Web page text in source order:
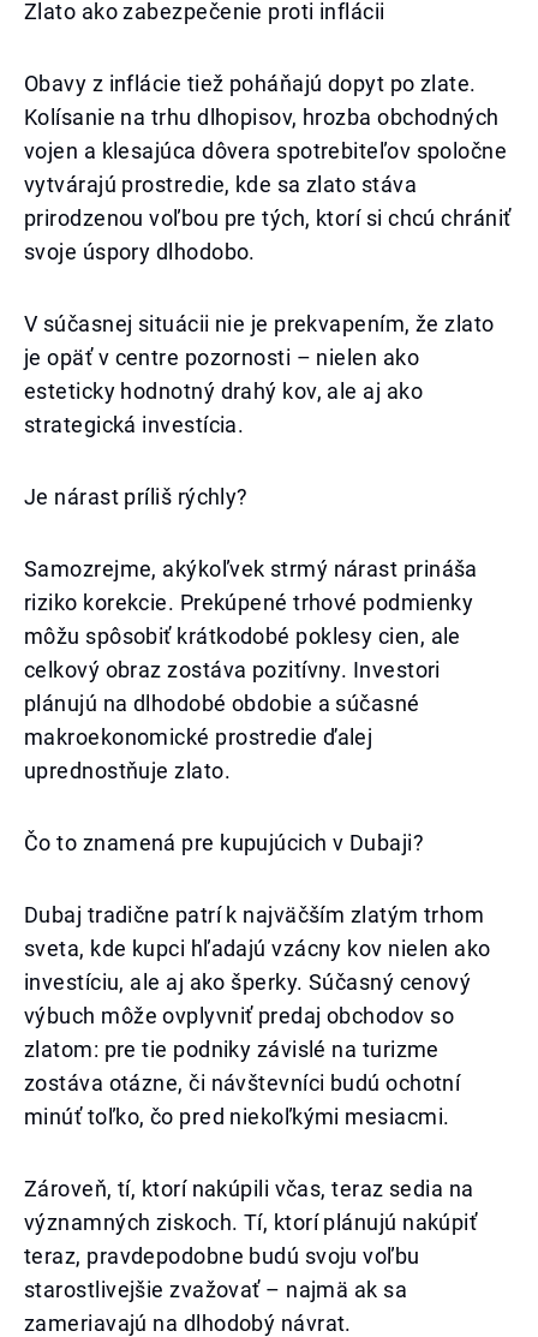
Zlato ako zabezpečenie proti inflácii
Obavy z inflácie tiež poháňajú dopyt po zlate.
Kolísanie na trhu dlhopisov, hrozba obchodných
vojen a klesajúca dôvera spotrebiteľov spoločne
vytvárajú prostredie, kde sa zlato stáva
prirodzenou voľbou pre tých, ktorí si chcú chrániť
svoje úspory dlhodobo.
V súčasnej situácii nie je prekvapením, že zlato
je opäť v centre pozornosti – nielen ako
esteticky hodnotný drahý kov, ale aj ako
strategická investícia.
Je nárast príliš rýchly?
Samozrejme, akýkoľvek strmý nárast prináša
riziko korekcie. Prekúpené trhové podmienky
môžu spôsobiť krátkodobé poklesy cien, ale
celkový obraz zostáva pozitívny. Investori
plánujú na dlhodobé obdobie a súčasné
makroekonomické prostredie ďalej
uprednostňuje zlato.
Čo to znamená pre kupujúcich v Dubaji?
Dubaj tradične patrí k najväčším zlatým trhom
sveta, kde kupci hľadajú vzácny kov nielen ako
investíciu, ale aj ako šperky. Súčasný cenový
výbuch môže ovplyvniť predaj obchodov so
zlatom: pre tie podniky závislé na turizme
zostáva otázne, či návštevníci budú ochotní
minúť toľko, čo pred niekoľkými mesiacmi.
Zároveň, tí, ktorí nakúpili včas, teraz sedia na
významných ziskoch. Tí, ktorí plánujú nakúpiť
teraz, pravdepodobne budú svoju voľbu
starostlivejšie zvažovať – najmä ak sa
zameriavajú na dlhodobý návrat.